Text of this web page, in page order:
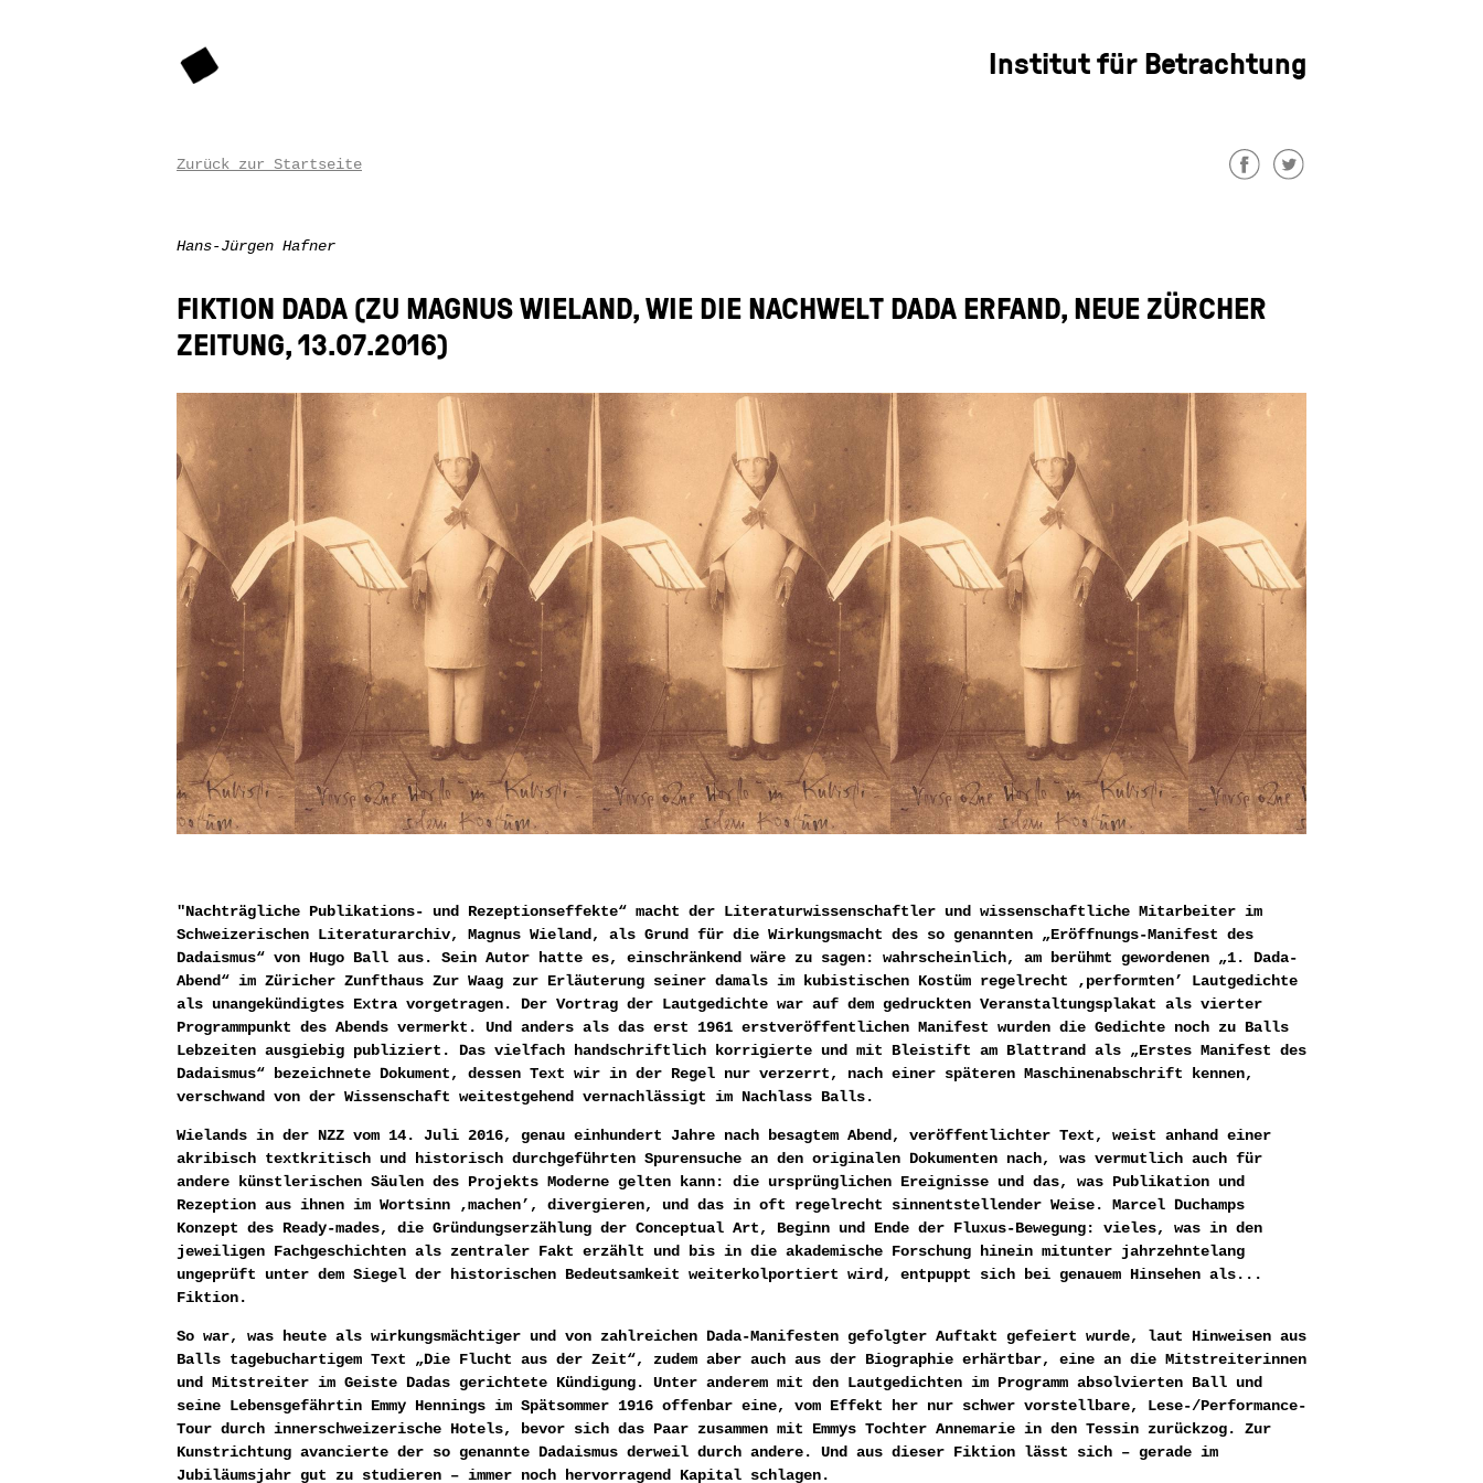
Institut für Betrachtung
Zurück zur Startseite
Hans-Jürgen Hafner
FIKTION DADA (ZU MAGNUS WIELAND, WIE DIE NACHWELT DADA ERFAND, NEUE ZÜRCHER
ZEITUNG, 13.07.2016)
"Nachträgliche Publikations- und Rezeptionseffekte“ macht der Literaturwissenschaftler und wissenschaftliche Mitarbeiter im
Schweizerischen Literaturarchiv, Magnus Wieland, als Grund für die Wirkungsmacht des so genannten „Eröffnungs-Manifest des
Dadaismus“ von Hugo Ball aus. Sein Autor hatte es, einschränkend wäre zu sagen: wahrscheinlich, am berühmt gewordenen „1. Dada-
Abend“ im Züricher Zunfthaus Zur Waag zur Erläuterung seiner damals im kubistischen Kostüm regelrecht ‚performten’ Lautgedichte
als unangekündigtes Extra vorgetragen. Der Vortrag der Lautgedichte war auf dem gedruckten Veranstaltungsplakat als vierter
Programmpunkt des Abends vermerkt. Und anders als das erst 1961 erstveröffentlichen Manifest wurden die Gedichte noch zu Balls
Lebzeiten ausgiebig publiziert. Das vielfach handschriftlich korrigierte und mit Bleistift am Blattrand als „Erstes Manifest des
Dadaismus“ bezeichnete Dokument, dessen Text wir in der Regel nur verzerrt, nach einer späteren Maschinenabschrift kennen,
verschwand von der Wissenschaft weitestgehend vernachlässigt im Nachlass Balls.
Wielands in der NZZ vom 14. Juli 2016, genau einhundert Jahre nach besagtem Abend, veröffentlichter Text, weist anhand einer
akribisch textkritisch und historisch durchgeführten Spurensuche an den originalen Dokumenten nach, was vermutlich auch für
andere künstlerischen Säulen des Projekts Moderne gelten kann: die ursprünglichen Ereignisse und das, was Publikation und
Rezeption aus ihnen im Wortsinn ‚machen’, divergieren, und das in oft regelrecht sinnentstellender Weise. Marcel Duchamps
Konzept des Ready-mades, die Gründungserzählung der Conceptual Art, Beginn und Ende der Fluxus-Bewegung: vieles, was in den
jeweiligen Fachgeschichten als zentraler Fakt erzählt und bis in die akademische Forschung hinein mitunter jahrzehntelang
ungeprüft unter dem Siegel der historischen Bedeutsamkeit weiterkolportiert wird, entpuppt sich bei genauem Hinsehen als...
Fiktion.
So war, was heute als wirkungsmächtiger und von zahlreichen Dada-Manifesten gefolgter Auftakt gefeiert wurde, laut Hinweisen aus
Balls tagebuchartigem Text „Die Flucht aus der Zeit“, zudem aber auch aus der Biographie erhärtbar, eine an die Mitstreiterinnen
und Mitstreiter im Geiste Dadas gerichtete Kündigung. Unter anderem mit den Lautgedichten im Programm absolvierten Ball und
seine Lebensgefährtin Emmy Hennings im Spätsommer 1916 offenbar eine, vom Effekt her nur schwer vorstellbare, Lese-/Performance-
Tour durch innerschweizerische Hotels, bevor sich das Paar zusammen mit Emmys Tochter Annemarie in den Tessin zurückzog. Zur
Kunstrichtung avancierte der so genannte Dadaismus derweil durch andere. Und aus dieser Fiktion lässt sich – gerade im
Jubiläumsjahr gut zu studieren – immer noch hervorragend Kapital schlagen.